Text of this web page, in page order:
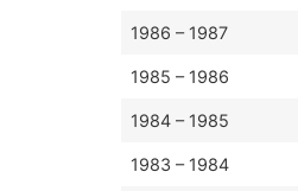
1986 – 1987
1985 – 1986
1984 – 1985
1983 – 1984